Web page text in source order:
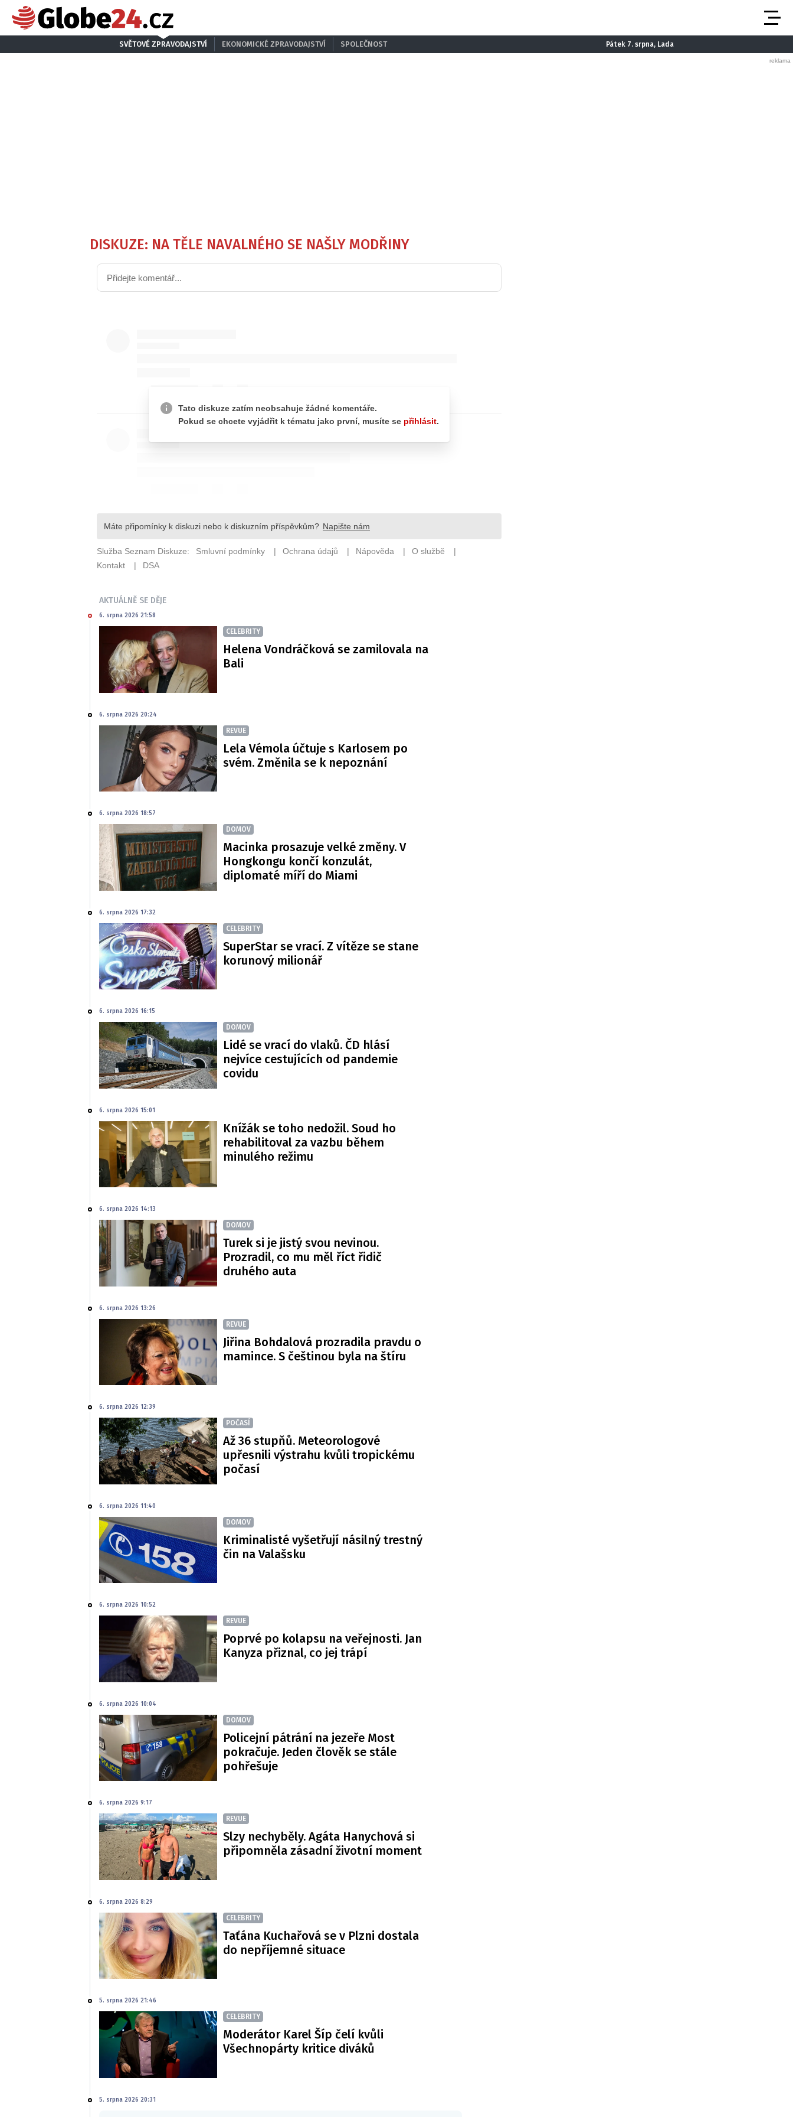
SVĚTOVÉ ZPRAVODAJSTVÍ EKONOMICKÉ ZPRAVODAJSTVÍ SPOLEČNOST Pátek 7. srpna, Lada
DISKUZE: NA TĚLE NAVALNÉHO SE NAŠLY MODŘINY
AKTUÁLNĚ SE DĚJE
6. srpna 2026 21:58
CELEBRITY
Helena Vondráčková se zamilovala na
Bali
6. srpna 2026 20:24
REVUE
Lela Vémola účtuje s Karlosem po
svém. Změnila se k nepoznání
6. srpna 2026 18:57
DOMOV
Macinka prosazuje velké změny. V
Hongkongu končí konzulát,
diplomaté míří do Miami
6. srpna 2026 17:32
CELEBRITY
SuperStar se vrací. Z vítěze se stane
korunový milionář
6. srpna 2026 16:15
DOMOV
Lidé se vrací do vlaků. ČD hlásí
nejvíce cestujících od pandemie
covidu
6. srpna 2026 15:01
Knížák se toho nedožil. Soud ho
rehabilitoval za vazbu během
minulého režimu
6. srpna 2026 14:13
DOMOV
Turek si je jistý svou nevinou.
Prozradil, co mu měl říct řidič
druhého auta
6. srpna 2026 13:26
REVUE
Jiřina Bohdalová prozradila pravdu o
mamince. S češtinou byla na štíru
6. srpna 2026 12:39
POČASÍ
Až 36 stupňů. Meteorologové
upřesnili výstrahu kvůli tropickému
počasí
6. srpna 2026 11:40
DOMOV
Kriminalisté vyšetřují násilný trestný
čin na Valašsku
6. srpna 2026 10:52
REVUE
Poprvé po kolapsu na veřejnosti. Jan
Kanyza přiznal, co jej trápí
6. srpna 2026 10:04
DOMOV
Policejní pátrání na jezeře Most
pokračuje. Jeden člověk se stále
pohřešuje
6. srpna 2026 9:17
REVUE
Slzy nechyběly. Agáta Hanychová si
připomněla zásadní životní moment
6. srpna 2026 8:29
CELEBRITY
Taťána Kuchařová se v Plzni dostala
do nepříjemné situace
5. srpna 2026 21:46
CELEBRITY
Moderátor Karel Šíp čelí kvůli
Všechnopárty kritice diváků
5. srpna 2026 20:31